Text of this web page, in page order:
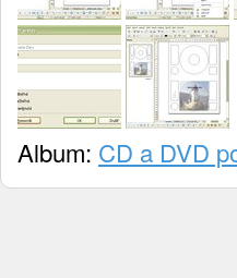
Album: CD a DVD